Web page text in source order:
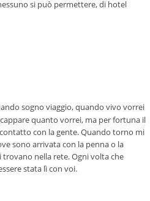
si può permettere, di hotel
sogno viaggio, quando vivo vorrei
quanto vorrei, ma per fortuna il
con la gente. Quando torno mi
sono arrivata con la penna o la
trovano nella rete. Ogni volta che
stata lì con voi.